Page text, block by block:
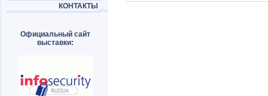
КОНТАКТЫ
Официальный сайт
выставки: